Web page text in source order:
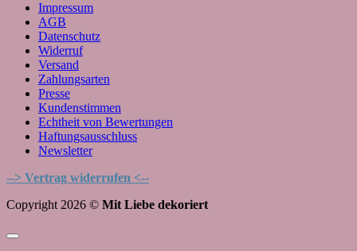
Impressum
AGB
Datenschutz
Widerruf
Versand
Zahlungsarten
Presse
Kundenstimmen
Echtheit von Bewertungen
Haftungsausschluss
Newsletter
--> Vertrag widerrufen <--
Copyright 2026 © Mit Liebe dekoriert